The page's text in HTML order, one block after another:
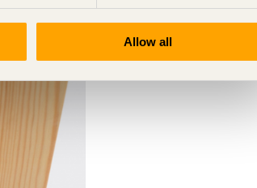
Allow all